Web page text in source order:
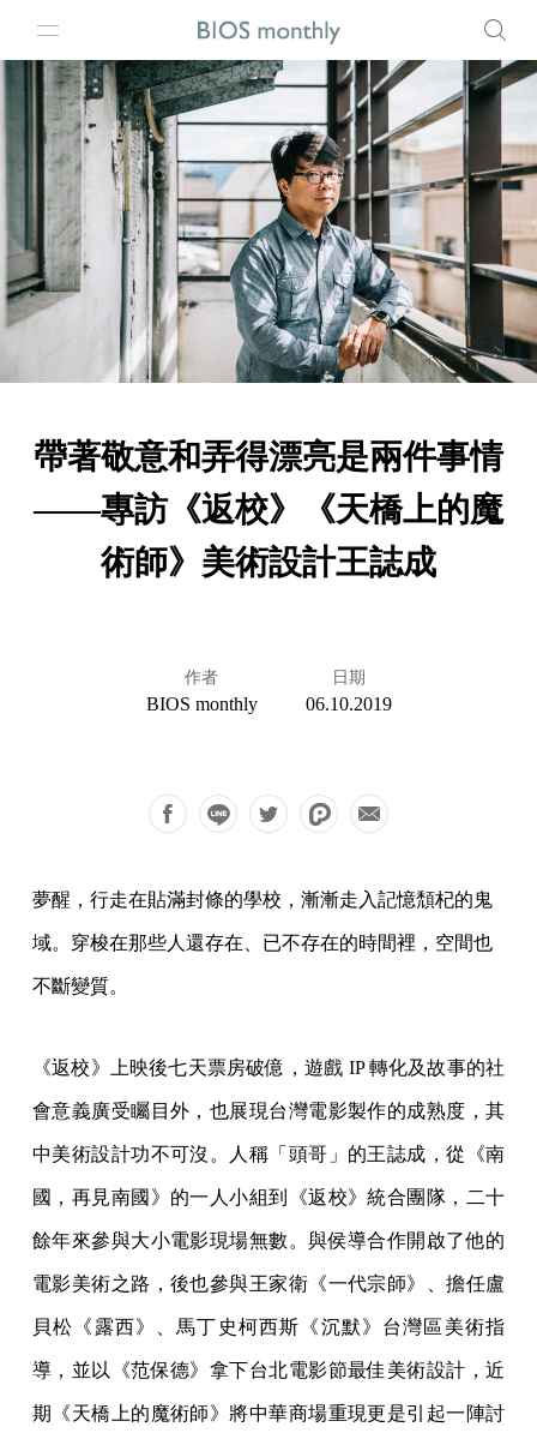
帶著敬意和弄得漂亮是兩件事情
——專訪《返校》《天橋上的魔
術師》美術設計王誌成
作者
BIOS monthly
日期
06.10.2019
夢醒，行走在貼滿封條的學校，漸漸走入記憶頹杞的鬼
域。穿梭在那些人還存在、已不存在的時間裡，空間也
不斷變質。
《返校》上映後七天票房破億，遊戲 IP 轉化及故事的社
會意義廣受矚目外，也展現台灣電影製作的成熟度，其
中美術設計功不可沒。人稱「頭哥」的王誌成，從《南
國，再見南國》的一人小組到《返校》統合團隊，二十
餘年來參與大小電影現場無數。與侯導合作開啟了他的
電影美術之路，後也參與王家衛《一代宗師》、擔任盧
貝松《露西》、馬丁史柯西斯《沉默》台灣區美術指
導，並以《范保德》拿下台北電影節最佳美術設計，近
期《天橋上的魔術師》將中華商場重現更是引起一陣討